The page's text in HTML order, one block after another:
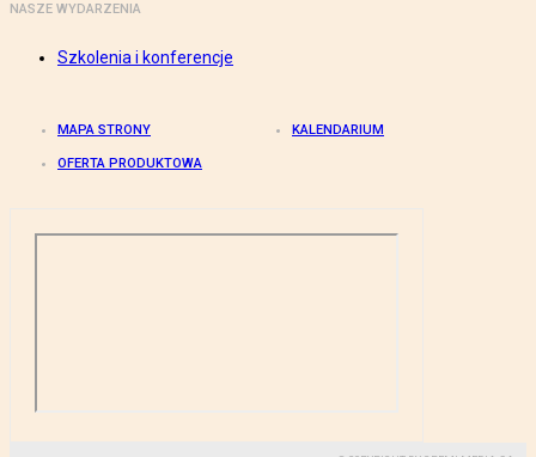
NASZE WYDARZENIA
Szkolenia i konferencje
MAPA STRONY KALENDARIUM
OFERTA PRODUKTOWA